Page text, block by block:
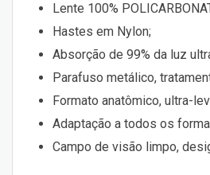
Lente 100%
Hastes em Nylon;
Absorção de 99% da luz
Parafuso metálico,
Formato anatômico, ultra-
Adaptação a todos os
Campo de visão limpo,